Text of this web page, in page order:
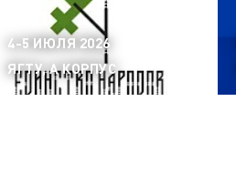
4-5 ИЮЛЯ 2026
ЯГТУ, А КОРПУС